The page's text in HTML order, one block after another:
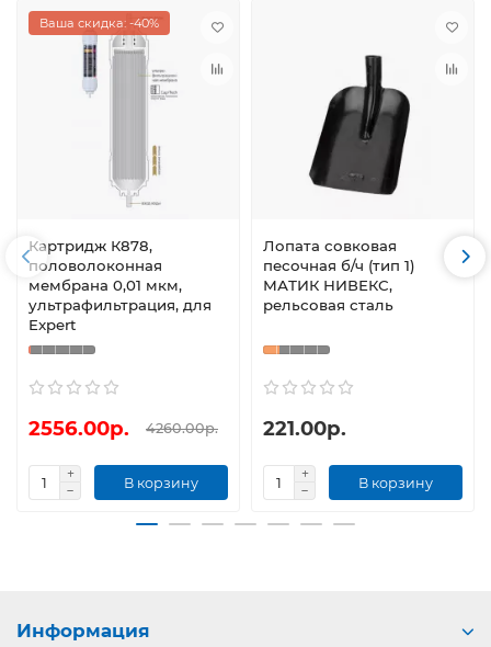
Ваша скидка: -40%
Картридж К878,
половолоконная
мембрана 0,01 мкм,
ультрафильтрация, для
Expert
2556.00р. 4260.00р.
В корзину
Лопата совковая
песочная б/ч (тип 1)
МАТИК НИВЕКС,
рельсовая сталь
221.00р.
В корзину
Информация